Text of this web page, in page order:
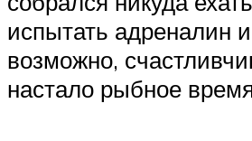
испытать адреналин и
возможно,
настало рыбное